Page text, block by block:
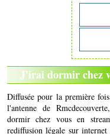
J'irai dormir chez
Diffusée pour la première
l'antenne de
dormir chez vous en
rediffusion légale sur